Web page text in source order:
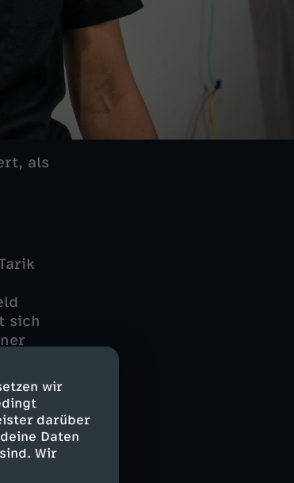
wir
darüber
Daten
Wir
als
sich